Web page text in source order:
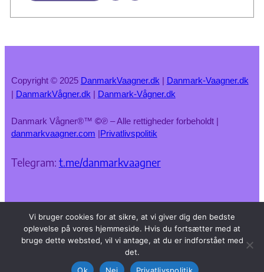
Copyright © 2025 DanmarkVaagner.dk | Danmark-Vaagner.dk
| DanmarkVågner.dk | Danmark-Vågner.dk
Danmark Vågner®™ ©℗ – Alle rettigheder forbeholdt |
danmarkvaagner.com
Privatlivspolitik
Telegram: t.me/danmarkvaagner
Vi bruger cookies for at sikre, at vi giver dig den bedste
oplevelse på vores hjemmeside. Hvis du fortsætter med at
bruge dette websted, vil vi antage, at du er indforstået med
det.
Ok
Nej Privatlivspolitik